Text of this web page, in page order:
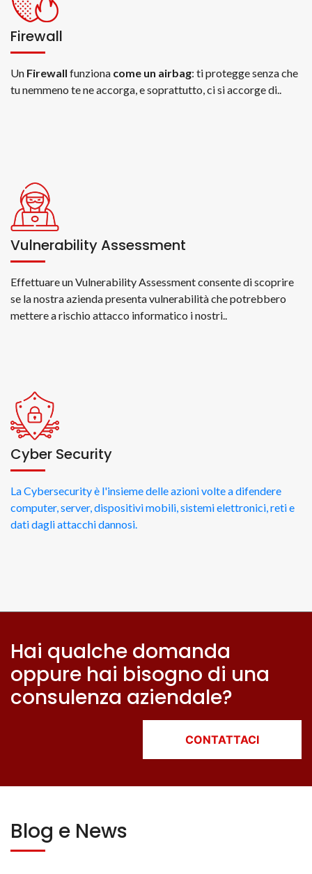
Firewall
Un Firewall funziona come un airbag: ti protegge senza che
tu nemmeno te ne accorga, e soprattutto, ci si accorge di..
Vulnerability Assessment
Effettuare un Vulnerability Assessment consente di scoprire
se la nostra azienda presenta vulnerabilità che potrebbero
mettere a rischio attacco informatico i nostri..
Cyber Security
La Cybersecurity è l'insieme delle azioni volte a difendere
computer, server, dispositivi mobili, sistemi elettronici, reti e
dati dagli attacchi dannosi.
Hai qualche domanda
oppure hai bisogno di una
consulenza aziendale?
CONTATTACI
Blog e News